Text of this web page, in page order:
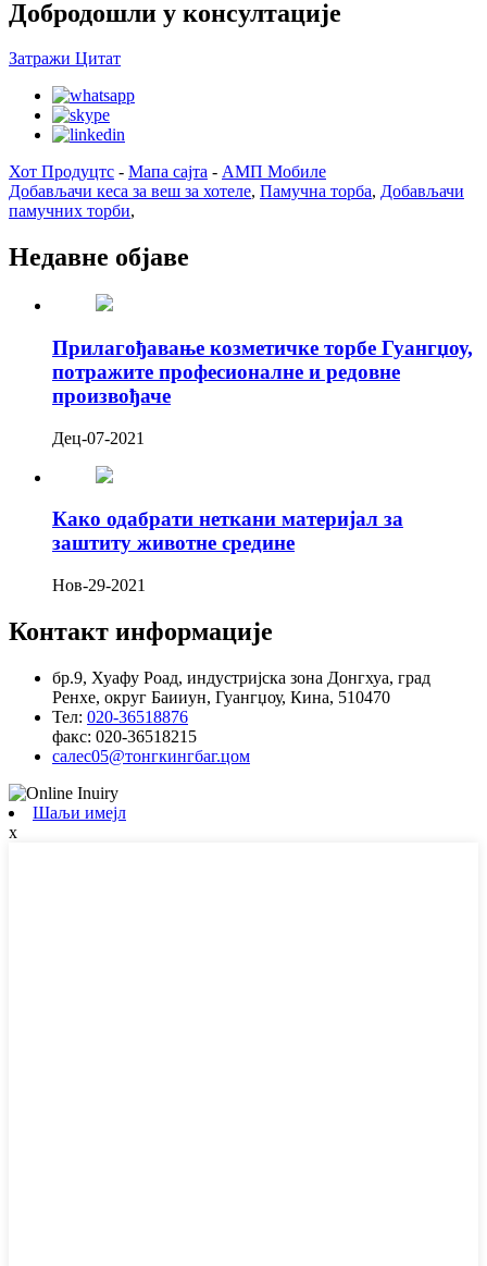
Добродошли у консултације
Затражи Цитат
Хот Продуцтс - Мапа сајта - АМП Мобиле
Добављачи кеса за веш за хотеле, Памучна торба, Добављачи
памучних торби,
Недавне објаве
Прилагођавање козметичке торбе Гуангџоу,
потражите професионалне и редовне
произвођаче
Дец-07-2021
Како одабрати неткани материјал за
заштиту животне средине
Нов-29-2021
Контакт информације
бр.9, Хуафу Роад, индустријска зона Донгхуа, град
Ренхе, округ Баииун, Гуангџоу, Кина, 510470
Тел: 020-36518876
факс: 020-36518215
салес05@тонгкингбаг.цом
Шаљи имејл
x